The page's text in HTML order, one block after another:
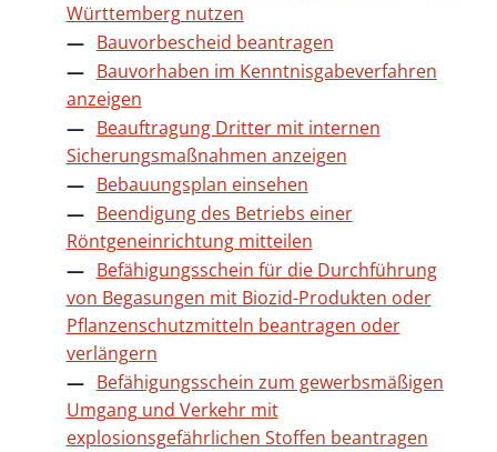
Württemberg nutzen
Bauvorbescheid beantragen
Bauvorhaben im Kenntnisgabeverfahren
anzeigen
Beauftragung Dritter mit internen
Sicherungsmaßnahmen anzeigen
Bebauungsplan einsehen
Beendigung des Betriebs einer
Röntgeneinrichtung mitteilen
Befähigungsschein für die Durchführung
von Begasungen mit Biozid-Produkten oder
Pflanzenschutzmitteln beantragen oder
verlängern
Befähigungsschein zum gewerbsmäßigen
Umgang und Verkehr mit
explosionsgefährlichen Stoffen beantragen